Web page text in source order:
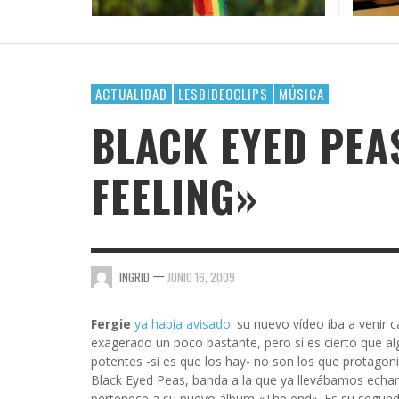
MARVEL
DAR
GUSTA ALGUIEN
LA PLAYA
CHICA BUSCA CHICA
CORTOS
ENGÁNCHATE A…
ENSERIADA!
EVDG
FAR OUT
GIMME SUGAR
VAYA
ACTUALIDAD LESBIDEOCLIPS MÚSICA
BLACK EYED
FEELING»
INGRID — JUNIO 16, 2009
Fergie ya había avisado: su nuevo vídeo iba a venir
exagerado un poco bastante, pero sí es cierto que
potentes -si es que los hay- no son los que
Black Eyed Peas, banda a la que ya llevábamos